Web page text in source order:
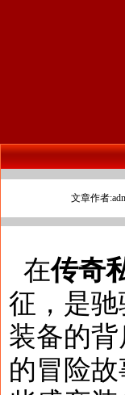
文章作者
在传奇
征，是
装备的
的冒险